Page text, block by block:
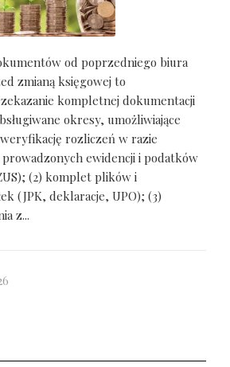
od poprzedniego biura
zmianą księgowej to
kompletnej dokumentacji
okresy, umożliwiające
weryfikację rozliczeń w razie
ewidencji i podatków
(2) komplet plików i
(JPK, deklaracje, UPO); (3)
z...